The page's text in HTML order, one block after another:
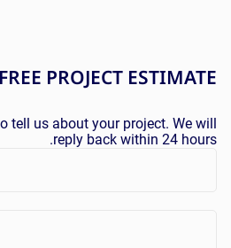
FREE PROJECT ESTIMATE
tell us about your project. We will
reply back within 24 hours.